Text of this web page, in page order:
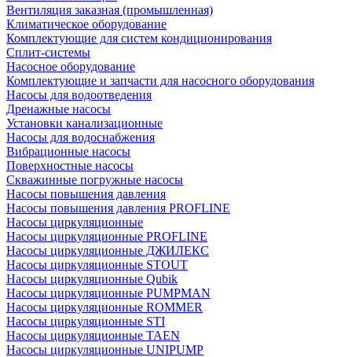
Вентиляция заказная (промышленная)
Климатическое оборудование
Комплектующие для систем кондиционирования
Сплит-системы
Насосное оборудование
Комплектующие и запчасти для насосного оборудования
Насосы для водоотведения
Дренажные насосы
Установки канализационные
Насосы для водоснабжения
Вибрационные насосы
Поверхностные насосы
Скважинные погружные насосы
Насосы повышения давления
Насосы повышения давления PROFLINE
Насосы циркуляционные
Насосы циркуляционные PROFLINE
Насосы циркуляционные ДЖИЛЕКС
Насосы циркуляционные STOUT
Насосы циркуляционные Qubik
Насосы циркуляционные PUMPMAN
Насосы циркуляционные ROMMER
Насосы циркуляционные STI
Насосы циркуляционные TAEN
Насосы циркуляционные UNIPUMP